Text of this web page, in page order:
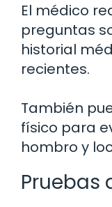
El médico
preguntas
historial
recientes.
También
físico para
hombro y
Pruebas